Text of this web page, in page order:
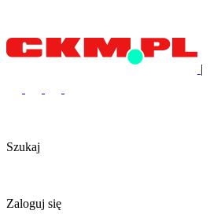
|
Szukaj
Zaloguj się